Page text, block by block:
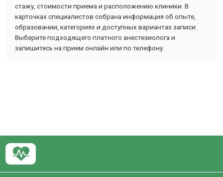
стажу, стоимости приема и расположению клиники. В
карточках специалистов собрана информация об опыте,
образовании, категориях и доступных вариантах записи.
Выберите подходящего платного анестезиолога и
запишитесь на прием онлайн или по телефону.